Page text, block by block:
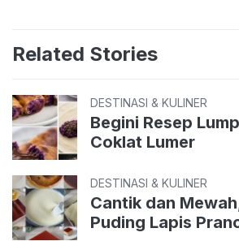
Related Stories
DESTINASI & KULINER
Begini Resep
Coklat Lumer
DESTINASI & KULINER
Cantik dan
Puding Lapis